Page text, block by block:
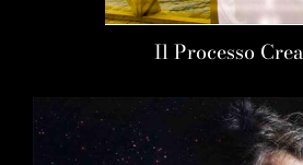
Il Processo